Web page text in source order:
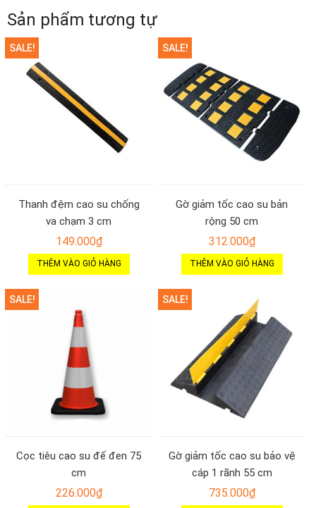
Sản phẩm tương tự
SALE!
Thanh đệm cao su chống
va chạm 3 cm
149.000₫
THÊM VÀO GIỎ HÀNG
SALE!
Gờ giảm tốc cao su bản
rộng 50 cm
312.000₫
THÊM VÀO GIỎ HÀNG
SALE!
Cọc tiêu cao su đế đen 75
cm
226.000₫
SALE!
Gờ giảm tốc cao su bảo vệ
cáp 1 rãnh 55 cm
735.000₫